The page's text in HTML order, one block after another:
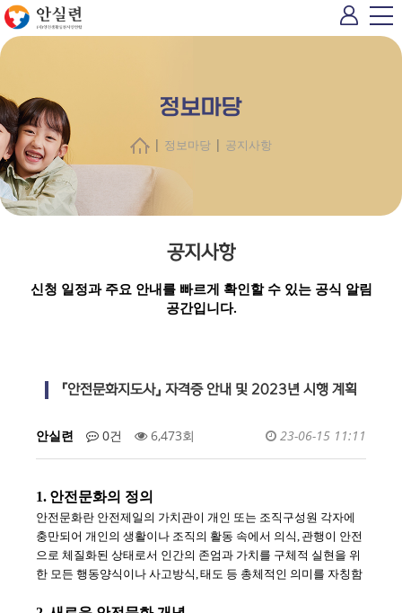
정보마당
| 정보마당 | 공지사항
공지사항
신청 일정과 주요 안내를 빠르게 확인할 수 있는 공식 알림
공간입니다.
『안전문화지도사』 자격증 안내 및 2023년 시행 계획
안실련 0건 6,473회 23-06-15 11:11
1. 안전문화의 정의
안전문화란 안전제일의 가치관이 개인 또는 조직구성원 각자에
충만되어 개인의 생활이나 조직의 활동 속에서 의식, 관행이 안전
으로 체질화된 상태로서 인간의 존엄과 가치를 구체적 실현을 위
한 모든 행동양식이나 사고방식,태도 등 총체적인 의미를 자칭함